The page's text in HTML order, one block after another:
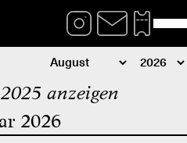
anzeigen
2026